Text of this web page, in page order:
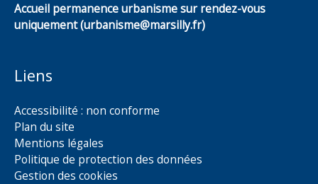
Accueil permanence urbanisme sur rendez-vous
uniquement (urbanisme@marsilly.fr)
Liens
Accessibilité : non conforme
Plan du site
Mentions légales
Politique de protection des données
Gestion des cookies